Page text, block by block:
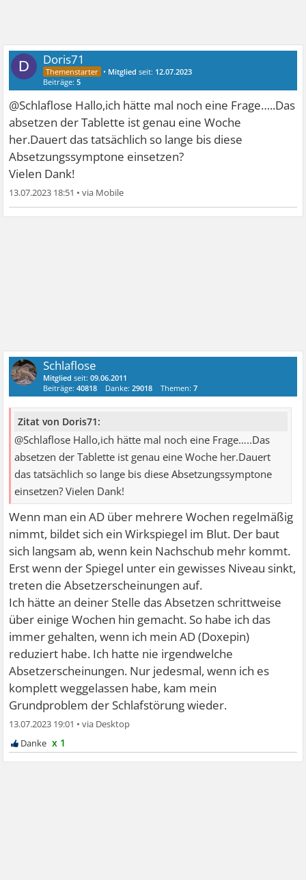
D Doris71
• Mitglied seit: 12.07.2023
Beiträge:5
@Schlaflose Hallo,ich hätte mal noch eine Frage…..Das
absetzen der Tablette ist genau eine Woche
her.Dauert das tatsächlich so lange bis diese
Absetzungssymptone einsetzen?
Vielen Dank!
13.07.2023 18:51 •
Schlaflose
Mitglied seit:09.06.2011
Beiträge:40818 Danke:29018 Themen:7
Zitat von Doris71:
@Schlaflose Hallo,ich hätte mal noch eine Frage…..Das
absetzen der Tablette ist genau eine Woche her.Dauert
das tatsächlich so lange bis diese Absetzungssymptone
einsetzen? Vielen Dank!
Wenn man ein AD über mehrere Wochen regelmäßig
nimmt, bildet sich ein Wirkspiegel im Blut. Der baut
sich langsam ab, wenn kein Nachschub mehr kommt.
Erst wenn der Spiegel unter ein gewisses Niveau sinkt,
treten die Absetzerscheinungen auf.
Ich hätte an deiner Stelle das Absetzen schrittweise
über einige Wochen hin gemacht. So habe ich das
immer gehalten, wenn ich mein AD (Doxepin)
reduziert habe. Ich hatte nie irgendwelche
Absetzerscheinungen. Nur jedesmal, wenn ich es
komplett weggelassen habe, kam mein
Grundproblem der Schlafstörung wieder.
13.07.2023 19:01 •
x 1